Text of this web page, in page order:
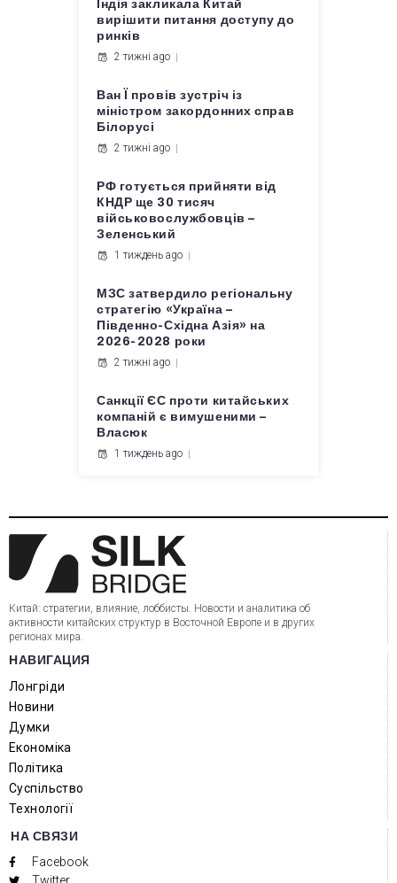
Індія закликала Китай
вирішити питання доступу до
ринків
2 тижні ago
Ван Ї провів зустріч із
міністром закордонних справ
Білорусі
2 тижні ago
РФ готується прийняти від
КНДР ще 30 тисяч
військовослужбовців –
Зеленський
1 тиждень ago
МЗС затвердило регіональну
стратегію «Україна –
Південно-Східна Азія» на
2026-2028 роки
2 тижні ago
Санкції ЄС проти китайських
компаній є вимушеними –
Власюк
1 тиждень ago
Китай: стратегии, влияние, лоббисты. Новости и аналитика об
активности китайских структур в Восточной Европе и в других
регионах мира.
НАВИГАЦИЯ
Лонгріди
Новини
Думки
Економіка
Політика
Суспільство
Технології
НА СВЯЗИ
Facebook